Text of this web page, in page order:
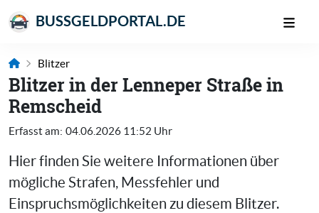
BUSSGELDPORTAL.DE
Blitzer
Blitzer in der Lenneper Straße in
Remscheid
Erfasst am: 04.06.2026 11:52 Uhr
Hier finden Sie weitere Informationen über
mögliche Strafen, Messfehler und
Einspruchsmöglichkeiten zu diesem Blitzer.